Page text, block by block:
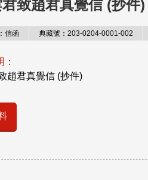
致趙君真覺信 (抄件)
信函 典藏號：203-0204-0001-002
趙君真覺信 (抄件)